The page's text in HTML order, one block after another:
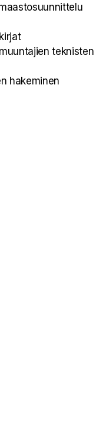
teknisten
hakeminen